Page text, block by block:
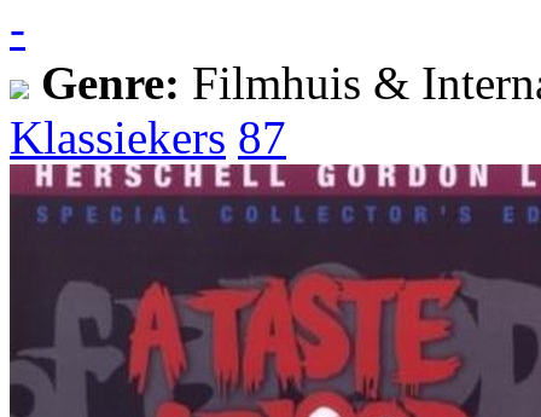
-
Genre: Filmhuis &
Klassiekers 87